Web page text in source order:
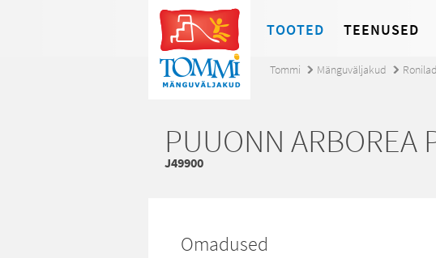
TOOTED TEENUSED
Tommi Mänguväljakud Ronilad
PUUONN ARBOREA
J49900
Omadused